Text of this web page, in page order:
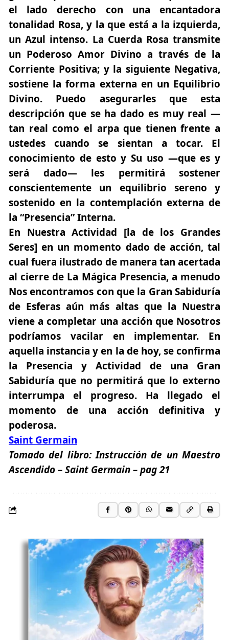
el lado derecho con una encantadora
tonalidad Rosa, y la que está a la izquierda,
un Azul intenso. La Cuerda Rosa transmite
un Poderoso Amor Divino a través de la
Corriente Positiva; y la siguiente Negativa,
sostiene la forma externa en un Equilibrio
Divino. Puedo asegurarles que esta
descripción que se ha dado es muy real —
tan real como el arpa que tienen frente a
ustedes cuando se sientan a tocar. El
conocimiento de esto y Su uso —que es y
será dado— les permitirá sostener
conscientemente un equilibrio sereno y
sostenido en la contemplación externa de
la “Presencia” Interna.
En Nuestra Actividad [la de los Grandes
Seres] en un momento dado de acción, tal
cual fuera ilustrado de manera tan acertada
al cierre de La Mágica Presencia, a menudo
Nos encontramos con que la Gran Sabiduría
de Esferas aún más altas que la Nuestra
viene a completar una acción que Nosotros
podríamos vacilar en implementar. En
aquella instancia y en la de hoy, se confirma
la Presencia y Actividad de una Gran
Sabiduría que no permitirá que lo externo
interrumpa el progreso. Ha llegado el
momento de una acción definitiva y
poderosa.
Saint Germain
Tomado del libro:Instrucción de un Maestro
Ascendido–Saint Germain – pag 21